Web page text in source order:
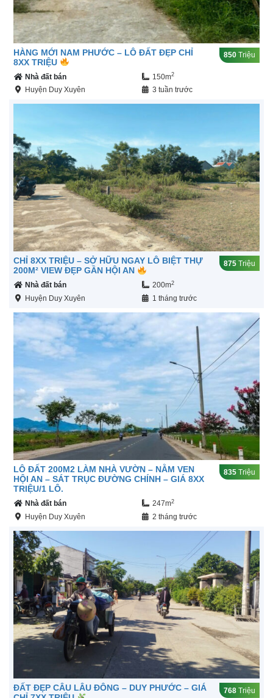
HÀNG MỚI NAM PHƯỚC – LÔ ĐẤT ĐẸP CHỈ
8XX TRIỆU
850 Triệu
Nhà đất bán 150m2
Huyện Duy Xuyên 3 tuần trước
CHỈ 8XX TRIỆU – SỞ HỮU NGAY LÔ BIỆT THỰ
200M² VIEW ĐẸP GẦN HỘI AN
875 Triệu
Nhà đất bán 200m2
Huyện Duy Xuyên 1 tháng trước
LÔ ĐẤT 200M2 LÀM NHÀ VƯỜN – NẰM VEN
HỘI AN – SÁT TRỤC ĐƯỜNG CHÍNH – GIÁ 8XX
TRIỆU/1 LÔ.
835 Triệu
Nhà đất bán 247m2
Huyện Duy Xuyên 2 tháng trước
ĐẤT ĐẸP CÂU LÂU ĐÔNG – DUY PHƯỚC – GIÁ
768 Triệu